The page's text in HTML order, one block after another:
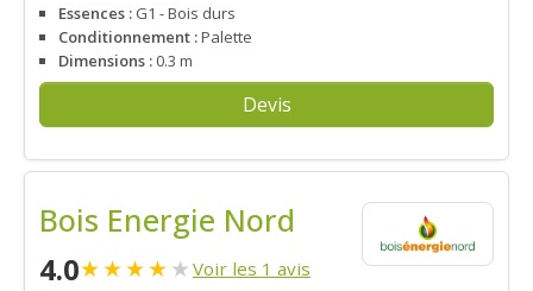
Essences : G1 - Bois durs
Conditionnement :Palette
Dimensions : 0.3 m
Devis
Bois Energie Nord
4.0★★★★★ Voir les 1 avis